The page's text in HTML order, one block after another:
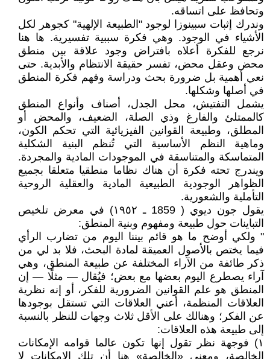
وتحافظ على اتساقه.
وندرك إثبات سبينوزا لوجود "الطبيعة الإلهية" كجوهر لكل
الأشياء في الوجود. وهي فكرة سببية تفسيرية. ها هنا
نرجع للفكرة أعلاه بافتراض وجود علاقة بين منطق
محض وعقل محض، تفسر حقيقة الانتظام والأبدية. حتى
نعي أهمية بل ضرورة بحث ودراسة وفهم فكرة المنطق
في أصلها وشكلها.
يشمل التفتيش، محل الجدل، أصناف وأنواع المنطق
كالممتلئ والفارغ وذي الصلة، الضعيف، والمحض أو
المطلق، وطبيعة القوانين الفيزيائية التي تحكم الكون،
وماهية النظم الأساسية التي تُنظم البنية الشكلية
المتماسكة والمتناسقة في الموجودات المادية والمجردة.
ويندرج تحته فكرة أن هناك نظاما منطقيا متعلقا بجميع
الظواهر الوجودية الطبيعية المادية والعقلية الروحية
التأملية والشعورية.
يقول جون ديوي ( 1859 ـ ١٩٥٢) في معرض تلخيص
التباينات حول طبيعة ومفهوم وبنية المنطق:
" ولكي أوضح ما هو قائم بيننا اليوم من تضارب الرأي
فيما يختص بالأصول العميقة لمادة البحث، فلا بد لي من
ذكر طائفة من الآراء المختلفة عن طبيعة المنطق، وهي
آراء يصطرع اليوم بعضها مع بعض؛ فيُقال — مثلًا — إن
المنطق هو علم القوانين الضرورية للفكر، أو إنه نظرية
العلاقات المنظمة، أعني العلاقات التي تستقل بوجودها
عن الفكر؛ وهنالك على الأقل ثلاث وجهات للنظر بالنسبة
إلى طبيعة هذه العلاقات:
١) فوجهة نظر تقول إنها تكون عالما قوامه الإمكانات
الخالصة، ومعنى «الخالصة» هنا أن تلك الإمكانات لا